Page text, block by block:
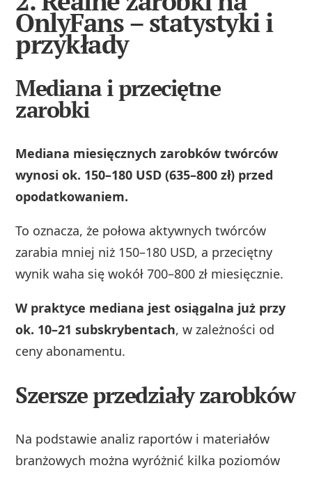
OnlyFans – statystyki i
przykłady
Mediana i przeciętne
zarobki
Mediana miesięcznych zarobków twórców
wynosi ok. 150–180 USD (635–800 zł) przed
opodatkowaniem.
To oznacza, że połowa aktywnych twórców
zarabia mniej niż 150–180 USD, a przeciętny
wynik waha się wokół 700–800 zł miesięcznie.
W praktyce mediana jest osiągalna już przy
ok. 10–21 subskrybentach, w zależności od
ceny abonamentu.
Szersze przedziały zarobków
Na podstawie analiz raportów i materiałów
branżowych można wyróżnić kilka poziomów